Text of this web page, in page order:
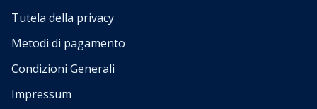
Tutela della privacy
Metodi di pagamento
Condizioni Generali
Impressum